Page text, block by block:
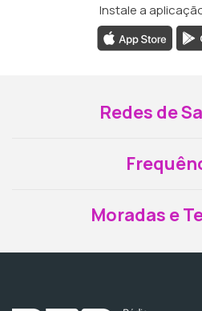
Instale a
Redes de
Moradas e